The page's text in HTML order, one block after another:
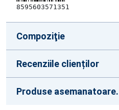
8595603571351
Compoziţie
Recenziile clienților
Produse asemanatoare.